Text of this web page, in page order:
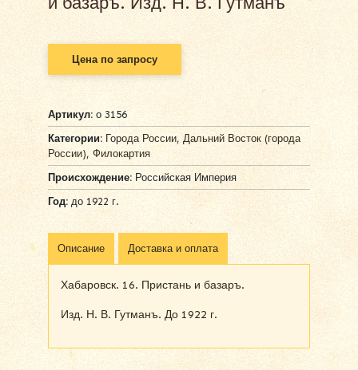
Цена по запросу
Артикул:о 3156
Категории: Города России,Дальний Восток (города
России),Филокартия
Происхождение:Российская Империя
Год:до 1922 г.
Описание Доставка и оплата
Хабаровск. 16. Пристань и базаръ.
Изд. Н. В. Гутманъ. До 1922 г.